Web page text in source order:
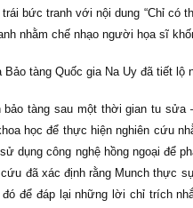
bức tranh với nội dung “Chỉ có
nhằm chế nhạo người họa sĩ
tàng Quốc gia Na Uy đã tiết lộ
bảo tàng sau một thời gian tu
học để thực hiện nghiên cứu
dụng công nghệ hồng ngoại để
đã xác định rằng Munch thực
để đáp lại những lời chỉ trích